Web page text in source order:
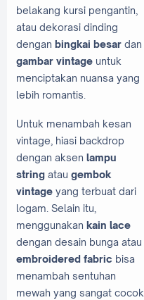
belakang kursi pengantin,
atau dekorasi dinding
dengan bingkai besar dan
gambar vintage untuk
menciptakan nuansa yang
lebih romantis.
Untuk menambah kesan
vintage, hiasi backdrop
dengan aksen lampu
string atau gembok
vintage yang terbuat dari
logam. Selain itu,
menggunakan kain lace
dengan desain bunga atau
embroidered fabric bisa
menambah sentuhan
mewah yang sangat cocok